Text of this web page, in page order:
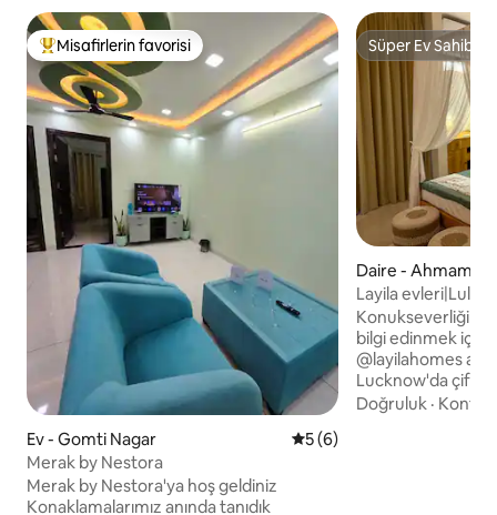
Misafirlerin favorilerinden en beğenilenler arasında
Misafirlerin favorisi
Ev - Gomti Nagar 5 üzerinden ortalama 5
5 (6)
Merak by Nestora
Merak by Nestora'ya hoş geldiniz
Konaklamalarımız anında tanıdık
Süper Ev Sahibi
Süper Ev Sahibi
Daire - Ahmamau
Layila evleri|Lulu
Ekana yakın
bilgi edinmek için
@layilahomes
Lucknow'da çift
olan Coffee
Doğruluk · Konfor